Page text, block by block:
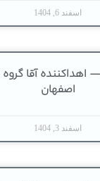
اسفند 6, 1404
اصفهان
اسفند 3, 1404